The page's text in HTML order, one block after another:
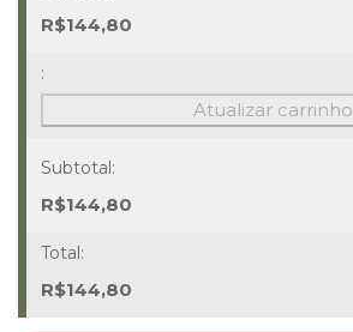
2,80
0,45
M
R$144,80
Atualizar carrinho
R$144,80
R$144,80